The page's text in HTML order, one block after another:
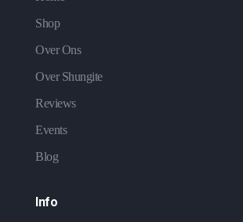
Shop
Over Ons
Over Shungite
Reviews
Events
Blog
Info